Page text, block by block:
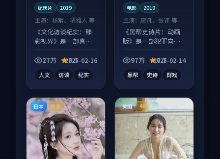
纪录片 2019
主演： 杨紫、堺雅人 等
《文化访谈纪实：臻
彩视界》是一部喜剧
元素齐全，观感爽快
27万 8.7
2025-02-16
人文 访谈 纪实
电影 2019
主演：廖凡、张译 等
《黑帮史诗片：动画
版》是一部犯罪向电
层推进，尾声常有情
97万 7.7
2025-02-14
黑帮 史诗 群戏
日本 杜比 美国 4K